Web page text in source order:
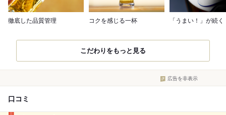
徹底した品質管理 コクを感じる一杯 「うまい！」が続く
こだわりをもっと見る
広告を非表示
口コミ